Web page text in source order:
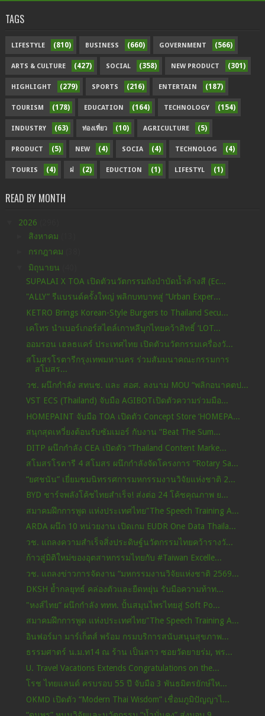
TAGS
LIFESTYLE (810) BUSINESS (660) GOVERNMENT (566)
ARTS & CULTURE (427) SOCIAL (358) NEW PRODUCT (301)
HIGHLIGHT (279) SPORTS (216) ENTERTAIN (187)
TOURISM (178) EDUCATION (164) TECHNOLOGY (154)
INDUSTRY (63) ท่องเที่ยว (10) AGRICULTURE (5)
PRODUCT (5) NEW (4) SOCIA (4) TECHNOLOG (4)
TOURIS (4) ฝ (2) EDUCTION (1) LIFESTYL (1)
READ BY MONTH
2026
สิงหาคม
กรกฎาคม
มิถุนายน
SUPALAI X TOA เปิดตัวนวัตกรรมถังบำบัดน้ำล้างสี (Ec...
"ALLY” รีแบรนด์ครั้งใหญ่ พลิกบทบาทสู่ “Urban Exper...
KETRO Brings Korean-Style Burgers to Thailand Secu...
เคโทร นำเบอร์เกอร์สไตล์เกาหลีบุกไทยคว้าสิทธิ์ ‘LOT...
ออมรอน เฮลธแคร์ ประเทศไทย เปิดตัวนวัตกรรมเครื่องวั...
สโมสรโรตารีกรุงเทพมหานคร ร่วมสัมมนาคณะกรรมการ
สโมสร...
วช. ผนึกกำลัง สทนช. และ สอศ. ลงนาม MOU “พลิกอนาคตป...
VST ECS (Thailand) จับมือ AGIBOTเปิดตัวความร่วมมือ...
HOMEPAINT จับมือ TOA เปิดตัว Concept Store ‘HOMEPA...
สนุกสุดเหวี่ยงต้อนรับซัมเมอร์ กับงาน “Beat The Sum...
DITP ผนึกกำลัง CEA เปิดตัว “Thailand Content Marke...
สโมสรโรตารี 4 สโมสร ผนึกกำลังจัดโครงการ “Rotary Sa...
“ยศชนัน” เยี่ยมชมนิทรรศการมหกรรมงานวิจัยแห่งชาติ 2...
BYD ชาร์จพลังโค้ชไทยสำเร็จ! ส่งต่อ 24 โค้ชคุณภาพ ย...
สมาคมฝึกการพูด แห่งประเทศไทย"The Speech Training A...
ARDA ผนึก 10 หน่วยงาน เปิดเกม EUDR One Data Thaila...
วช. แถลงความสำเร็จสิ่งประดิษฐ์นวัตกรรมไทยคว้ารางวั...
ก้าวสู่มิติใหม่ของอุตสาหกรรมไทยกับ #Taiwan Excelle...
วช. แถลงข่าวการจัดงาน “มหกรรมงานวิจัยแห่งชาติ 2569...
DKSH ย้ำกลยุทธ์ คล่องตัวและยืดหยุ่น รับมือความท้าท...
"หงส์ไทย” ผนึกกำลัง ททท. ปั้นสมุนไพรไทยสู่ Soft Po...
สมาคมฝึกการพูด แห่งประเทศไทย"The Speech Training A...
อินฟอร์มา มาร์เก็ตส์ พร้อม กรมบริการสนับสนุนสุขภาพ...
ธรรมศาตร์ น.ม.ท14 ณ ร้าน เป็นลาว ซอยวัดยายร่ม, พร...
U. Travel Vacations Extends Congratulations on the...
โรช ไทยแลนด์ ครบรอบ 55 ปี จับมือ 3 พันธมิตรยักษ์ให...
OKMD เปิดตัว “Modern Thai Wisdom” เชื่อมภูมิปัญญาไ...